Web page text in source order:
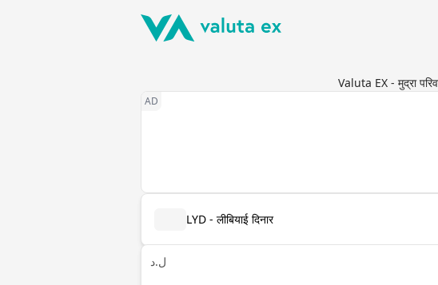
Valuta EX - मुद्रा
LYD - लीबियाई दिनार
ل.د